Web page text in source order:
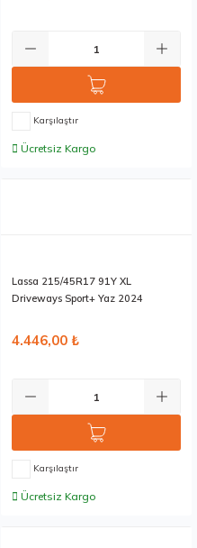
Karşılaştır
Ücretsiz Kargo
Lassa 215/45R17 91Y XL
Driveways Sport+ Yaz 2024
4.446,00 ₺
Karşılaştır
Ücretsiz Kargo